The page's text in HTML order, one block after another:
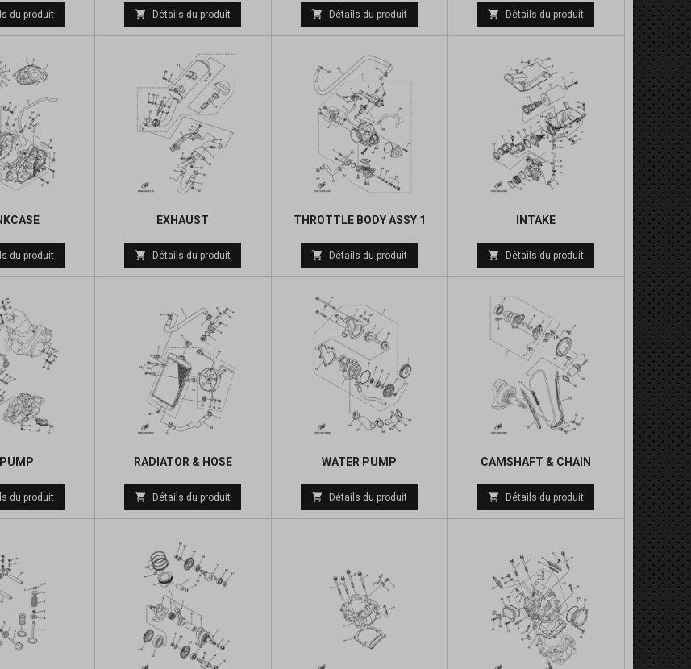
Prix
de
du produit
Prix
de
 Détails du produit
Prix
de
 Détails du produit
Prix
de
 Détails du produit
Prix
de
du produit
EXHAUST
Prix
de
 Détails du produit
THROTTLE BODY ASSY 1
 Détails du produit
INTAKE
Prix
de
 Détails du produit
Prix
de
du produit
RADIATOR & HOSE
Prix
de
 Détails du produit
WATER PUMP
Prix
de
 Détails du produit
CAMSHAFT & CHAIN
 Détails du produit